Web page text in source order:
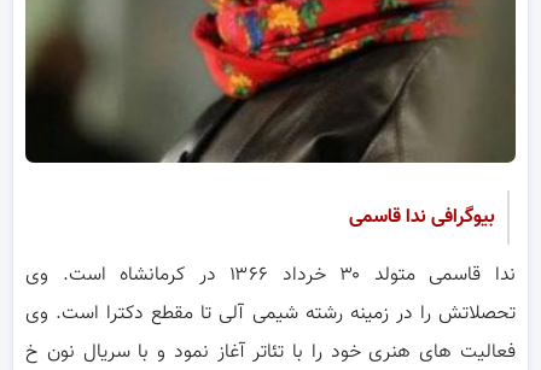
بیوگرافی ندا قاسمی
ندا قاسمی متولد ۳۰ خرداد ۱۳۶۶ در کرمانشاه است. وی
تحصلاتش را در زمینه رشته شیمی آلی تا مقطع دکترا است. وی
فعالیت های هنری خود را با تئاتر آغاز نمود و با سریال نون خ